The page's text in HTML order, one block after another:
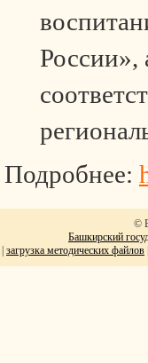
России»,
Подробнее:
©
Башкирский
загрузка методических файлов